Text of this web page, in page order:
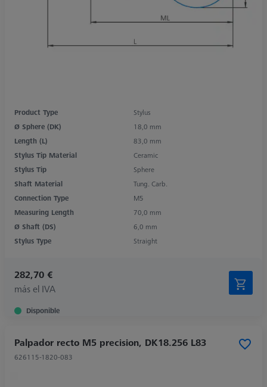
Product Type
Stylus
Ø Sphere (DK)
18,0 mm
Length (L)
83,0 mm
Stylus Tip Material
Ceramic
Stylus Tip
Sphere
Shaft Material
Tung. Carb.
Connection Type
M5
Measuring Length
70,0 mm
Ø Shaft (DS)
6,0 mm
Stylus Type
Straight
282,70 €
más el IVA
Disponible
Palpador recto M5 precision, DK18.256 L83
626115-1820-083